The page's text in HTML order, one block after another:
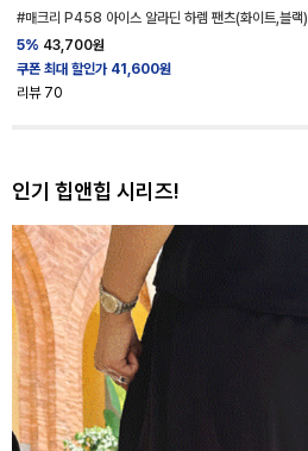
#매크리 P458 아이스 알라딘 하렘 팬츠(화이트,블랙)
5% 43,700원
쿠폰 최대 할인가 41,600원
리뷰 70
인기 힙앤힙 시리즈!